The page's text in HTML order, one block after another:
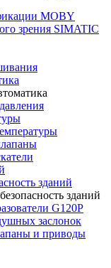
MOBY
зрения SIMATIC
зданий
зданий
G120P
заслонок
и приводы